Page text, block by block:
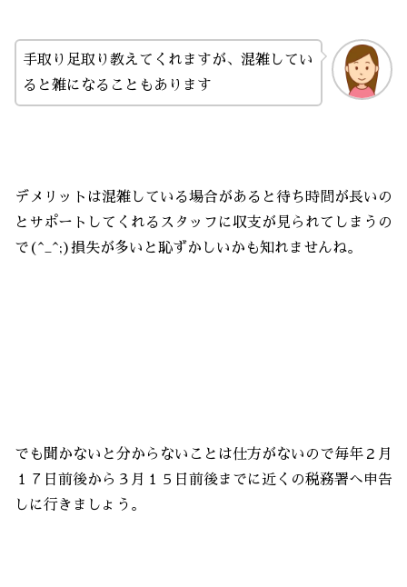
手取り足取り教えてくれますが、混雑してい
ると雑になることもあります
デメリットは混雑している場合があると待ち時間が長いの
とサポートしてくれるスタッフに収支が見られてしまうの
で(^_^;)損失が多いと恥ずかしいかも知れませんね。
でも聞かないと分からないことは仕方がないので毎年２月
１７日前後から３月１５日前後までに近くの税務署へ申告
しに行きましょう。